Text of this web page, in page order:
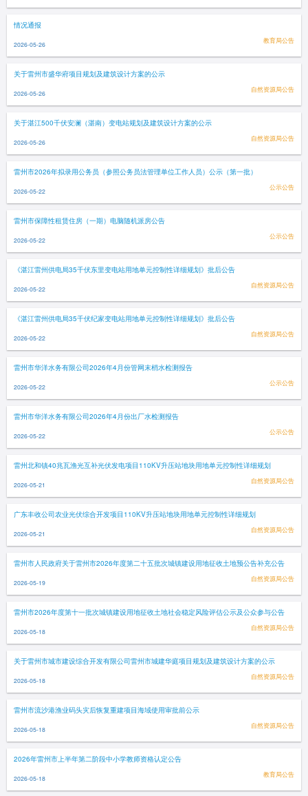
情况通报
2026-05-26 教育局公告
关于雷州市盛华府项目规划及建筑设计方案的公示
2026-05-26 自然资源局公告
关于湛江500千伏安澜（湛南）变电站规划及建筑设计方案的公示
2026-05-26 自然资源局公告
雷州市2026年拟录用公务员（参照公务员法管理单位工作人员）公示（第一批）
2026-05-22 公示公告
雷州市保障性租赁住房（一期）电脑随机派房公告
2026-05-22 公示公告
《湛江雷州供电局35千伏东里变电站用地单元控制性详细规划》批后公告
2026-05-22 自然资源局公告
《湛江雷州供电局35千伏纪家变电站用地单元控制性详细规划》批后公告
2026-05-22 自然资源局公告
雷州市华洋水务有限公司2026年4月份管网末梢水检测报告
2026-05-22 公示公告
雷州市华洋水务有限公司2026年4月份出厂水检测报告
2026-05-22 公示公告
雷州北和镇40兆瓦渔光互补光伏发电项目110KV升压站地块用地单元控制性详细规划
2026-05-21 自然资源局公告
广东丰收公司农业光伏综合开发项目110KV升压站地块用地单元控制性详细规划
2026-05-21 自然资源局公告
雷州市人民政府关于雷州市2026年度第二十五批次城镇建设用地征收土地预公告补充公告
2026-05-19 自然资源局公告
雷州市2026年度第十一批次城镇建设用地征收土地社会稳定风险评估公示及公众参与公告
2026-05-18 自然资源局公告
关于雷州市城市建设综合开发有限公司雷州市城建华庭项目规划及建筑设计方案的公示
2026-05-18 自然资源局公告
雷州市流沙港渔业码头灾后恢复重建项目海域使用审批前公示
2026-05-18 自然资源局公告
2026年雷州市上半年第二阶段中小学教师资格认定公告
2026-05-18 教育局公告